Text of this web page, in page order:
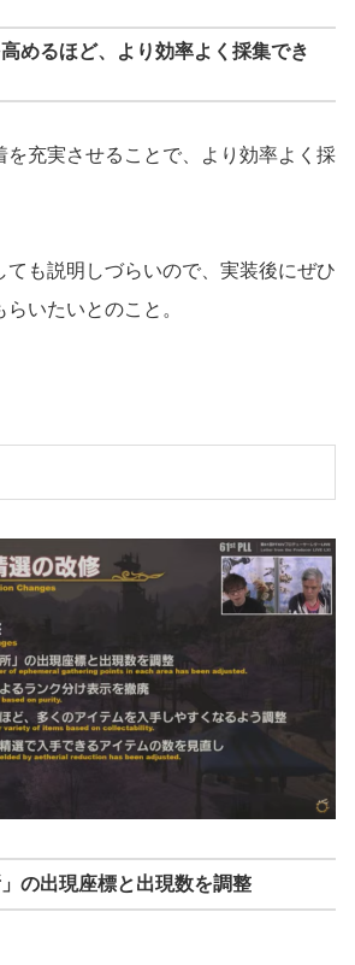
めるほど、より効率よく採集でき
を充実させることで、より効率よく採
ても説明しづらいので、実装後にぜひ
いたいとのこと。
」の出現座標と出現数を調整